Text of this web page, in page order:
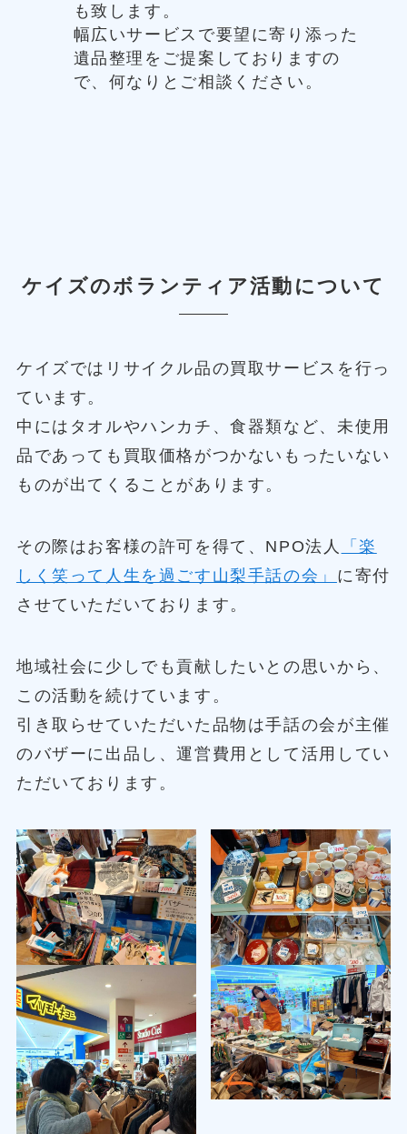
も致します。
幅広いサービスで要望に寄り添った
遺品整理をご提案しておりますの
で、何なりとご相談ください。
ケイズのボランティア活動について
ケイズではリサイクル品の買取サービスを行っ
ています。
中にはタオルやハンカチ、食器類など、未使用
品であっても買取価格がつかないもったいない
ものが出てくることがあります。
その際はお客様の許可を得て、NPO法人
「楽
しく笑って人生を過ごす山梨手話の会」 に寄付
させていただいております。
地域社会に少しでも貢献したいとの思いから、
この活動を続けています。
引き取らせていただいた品物は手話の会が主催
のバザーに出品し、運営費用として活用してい
ただいております。